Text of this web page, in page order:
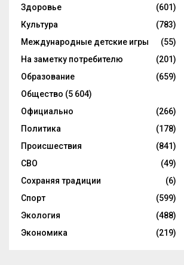
Здоровье
(601)
Культура
(783)
Международные детские игры
(55)
На заметку потребителю
(201)
Образование
(659)
Общество (5 604)
Официально
(266)
Политика
(178)
Происшествия
(841)
СВО
(49)
Сохраняя традиции
(6)
Спорт
(599)
Экология
(488)
Экономика
(219)